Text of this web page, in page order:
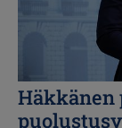
Häkkänen